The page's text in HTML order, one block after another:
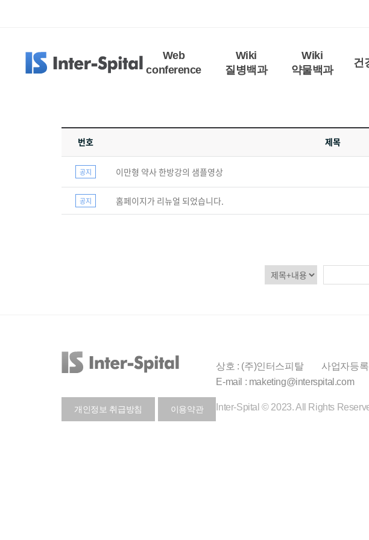
Web
conference
Wiki
질병백과
Wiki
약물백과
건
번호 제목
공지 이만형 약사 한방강의 샘플영상
공지 홈페이지가 리뉴얼 되었습니다.
개인정보 취급방침 이용약관
상호 : (주)인터스피탈 사업자등
E-mail : maketing@interspital.com
Inter-Spital © 2023. All Rights